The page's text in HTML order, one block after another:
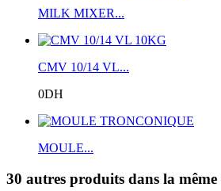
MILK MIXER...
CMV 10/14 VL...
0DH
MOULE...
30 autres produits dans la même